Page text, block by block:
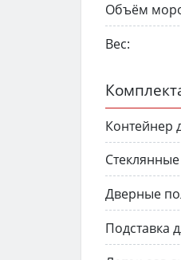
Объём
Вес:
Контейнер
Дверные
Подставка